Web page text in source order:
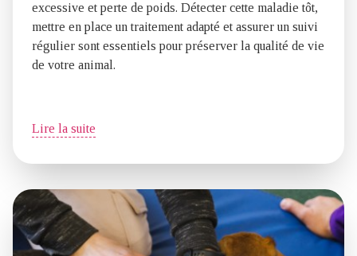
excessive et perte de poids. Détecter cette maladie tôt,
mettre en place un traitement adapté et assurer un suivi
régulier sont essentiels pour préserver la qualité de vie
de votre animal.
Lire la suite